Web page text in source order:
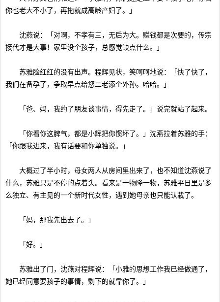
你也老大不小了，再拖就成高龄产妇了。」
沈燕说：「对啊，不孝有三，无后为大。赚钱都是次要的，传宗
接代才是大事！家里没个孩子，总感觉缺点什么。」
苏雅脸红红的没有出声。程辉见状，笑呵呵地说：「快了快了，
我们在备孕了，争取早点给您二老添个外孙。哈哈。」
「爸、妈，我约了朋友谈事情，得先走了。」说完就站了起来。
「你看你这脾气，都是小辉把你惯坏了。」沈燕拉着苏雅的手：
「你跟我进来，我有话要和你单独说。」
大概过了半小时，母女两人从房间里出来了，也不知道沈燕说了
什么，苏雅只是不停的点着头。看来是一物降一物，苏雅平日里是多
么独立、有主见的一个新时代女性，遇到她母亲也只能认栽了。
「妈，那我先出去了。」
「好。」
苏雅出了门，沈燕对程辉说：「小雅的思想工作我已经做通了，
她已经同意要孩子的事情，剩下的就靠你了。」